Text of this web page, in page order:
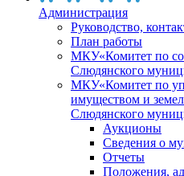
Администрация
Руководство,
План работы
МКУ«Комитет по
Слюдянского
МКУ«Комитет по
имуществом и
Слюдянского
Аукционы
Сведения о
Отчеты
Положения,